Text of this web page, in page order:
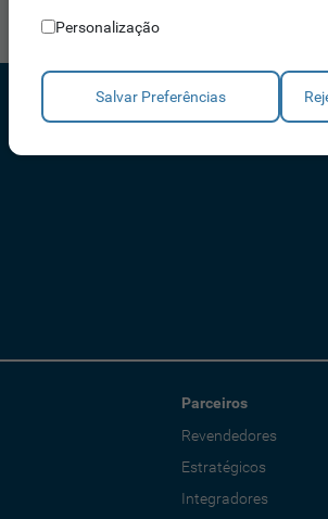
Parceiros
Revendedores
Estratégicos
Integradores
Personalização
Salvar Preferências